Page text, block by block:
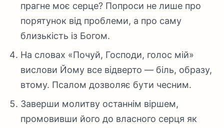
прагне моє серце? Попроси не лише про
порятунок від проблеми, а про саму
близькість із Богом.
На словах «Почуй, Господи, голос мій»
вислови Йому все відверто — біль, образу,
втому. Псалом дозволяє бути чесним.
Заверши молитву останнім віршем,
промовивши його до власного серця як